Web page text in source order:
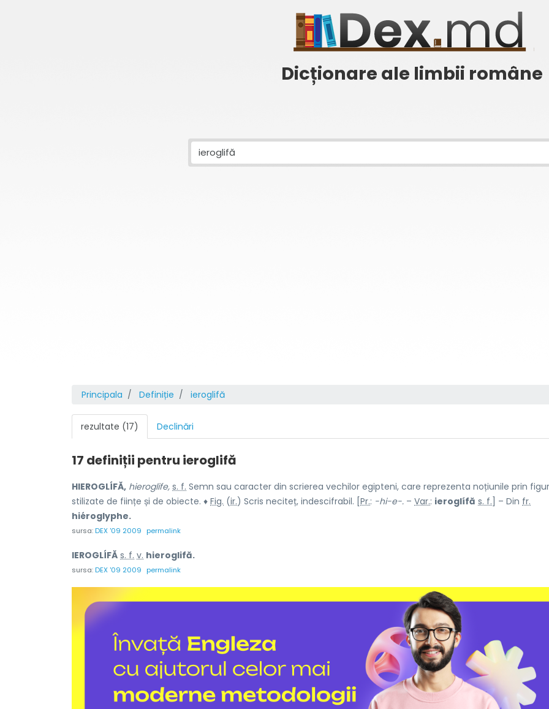
Dicționare ale limbii române
Principala Definiție ieroglifă
rezultate (17) Declinări
17 definiții pentru ieroglifă
HIEROGLÍFĂ, hieroglife, s. f. Semn sau caracter din scrierea vechilor egipteni, care reprezenta noțiunile prin
stilizate de ființe și de obiecte. ♦ Fig. (ir.) Scris neciteț, indescifrabil. [ Pr.: -hi-e-. – Var.: ieroglífă s. f. ] – Din fr.
hiéroglyphe.
sursa:DEX '09 2009 permalink
IEROGLÍFĂ s. f. v. hieroglifă.
sursa:DEX '09 2009 permalink